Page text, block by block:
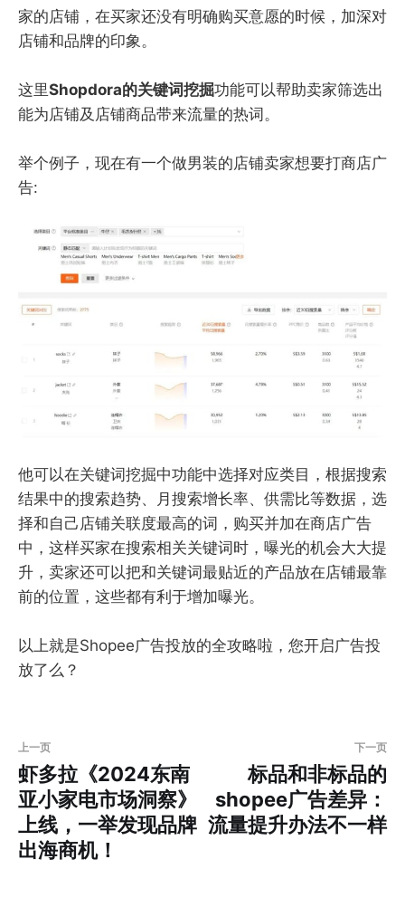
家的店铺，在买家还没有明确购买意愿的时候，加深对
店铺和品牌的印象。
这里Shopdora的关键词挖掘功能可以帮助卖家筛选出
能为店铺及店铺商品带来流量的热词。
举个例子，现在有一个做男装的店铺卖家想要打商店广
告:
他可以在关键词挖掘中功能中选择对应类目，根据搜索
结果中的搜索趋势、月搜索增长率、供需比等数据，选
择和自己店铺关联度最高的词，购买并加在商店广告
中，这样买家在搜索相关关键词时，曝光的机会大大提
升，卖家还可以把和关键词最贴近的产品放在店铺最靠
前的位置，这些都有利于增加曝光。
以上就是Shopee广告投放的全攻略啦，您开启广告投
放了么？
上一页
虾多拉《2024东南
亚小家电市场洞察》
上线，一举发现品牌
出海商机！
下一页
标品和非标品的
shopee广告差异：
流量提升办法不一样